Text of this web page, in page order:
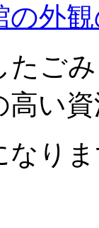
の外
ご
高い
り